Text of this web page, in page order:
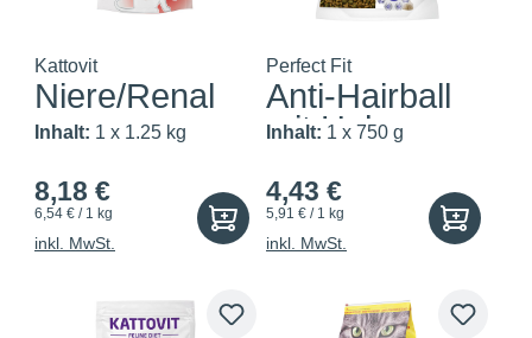
Kattovit
Niere/Renal
Inhalt: 1 x 1.25 kg
8,18 €
6,54 € / 1 kg
inkl. MwSt.
Perfect Fit
Anti-Hairball
mit Huhn
Inhalt: 1 x 750 g
4,43 €
5,91 € / 1 kg
inkl. MwSt.